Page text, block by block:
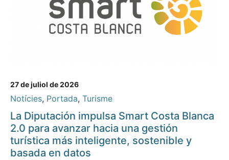
27 de juliol de 2026
Notícies, Portada, Turisme
La Diputación impulsa Smart Costa Blanca
2.0 para avanzar hacia una gestión
turística más inteligente, sostenible y
basada en datos